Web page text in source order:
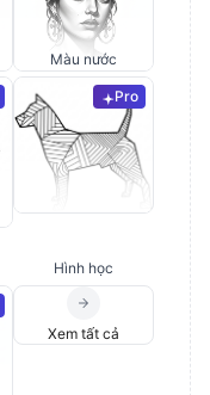
Màu nước
Pro
Hình học
Xem tất cả